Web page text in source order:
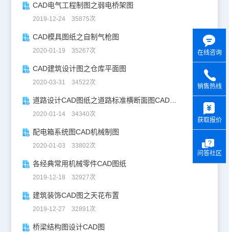
CAD电气工程制图之弱电桥架图
2019-12-24 35875次
CAD模具图纸之自制气枪图
2020-01-19 35267次
CAD建筑设计图之仓库平面图
2020-03-31 34522次
道路设计CAD图纸之道路标准横断面图CAD图纸
2020-01-14 34340次
配电箱系统图CAD机械制图
2020-01-03 33802次
各经典常用机械零件CAD图纸
2019-12-18 32927次
建筑装饰CAD图之天花布置
2019-12-27 32891次
桥梁结构图设计CAD图
在线咨询
销售热线
获取报价
问答社区